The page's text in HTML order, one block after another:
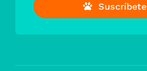
Suscríbete